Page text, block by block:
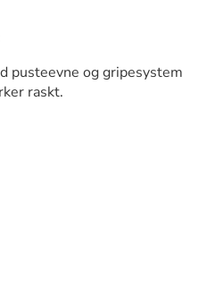
pusteevne og gripesystem
raskt.